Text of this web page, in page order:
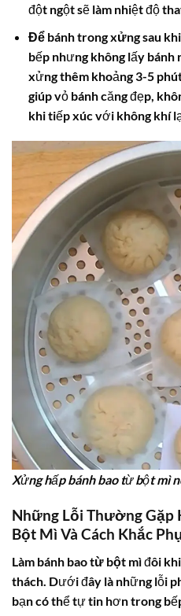
đột ngột sẽ làm nhiệt độ
Để bánh trong xửng sau
bếp nhưng không lấy bánh
xửng thêm khoảng 3-5
giúp vỏ bánh căng đẹp,
khi tiếp xúc với không khí
Xửng hấp bánh bao từ bột mì
Những Lỗi Thường Gặp
Bột Mì Và Cách Khắc
Làm bánh bao từ bột mìđôi
thách. Dưới đây là những lỗi
bạn có thể tự tin hơn trong